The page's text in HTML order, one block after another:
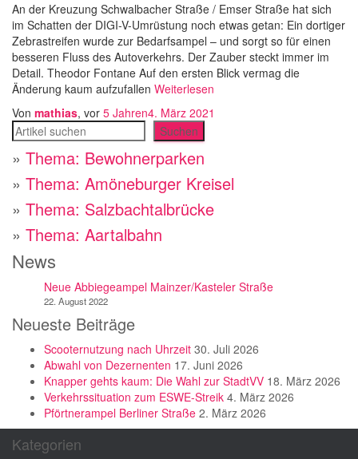
An der Kreuzung Schwalbacher Straße / Emser Straße hat sich
im Schatten der DIGI-V-Umrüstung noch etwas getan: Ein dortiger
Zebrastreifen wurde zur Bedarfsampel – und sorgt so für einen
besseren Fluss des Autoverkehrs. Der Zauber steckt immer im
Detail. Theodor Fontane Auf den ersten Blick vermag die
Änderung kaum aufzufallen Weiterlesen
Von mathias, vor 5 Jahren4. März 2021
Suchen
Suchen
» Thema: Bewohnerparken
» Thema: Amöneburger Kreisel
» Thema: Salzbachtalbrücke
» Thema: Aartalbahn
News
Neue Abbiegeampel Mainzer/Kasteler Straße
22. August 2022
Neueste Beiträge
Scooternutzung nach Uhrzeit 30. Juli 2026
Abwahl von Dezernenten 17. Juni 2026
Knapper gehts kaum: Die Wahl zur StadtVV 18. März 2026
Verkehrssituation zum ESWE-Streik 4. März 2026
Pförtnerampel Berliner Straße 2. März 2026
Kategorien